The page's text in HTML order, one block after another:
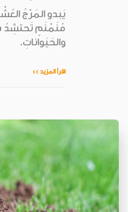
يَبدو المَرْجُ
مُنَمْنَمٍ تَحتشِدُ
والحَيَواناتِ.
اقرأ المزيد >>